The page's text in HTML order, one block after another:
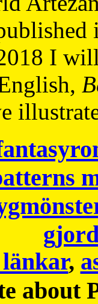
I
,
about